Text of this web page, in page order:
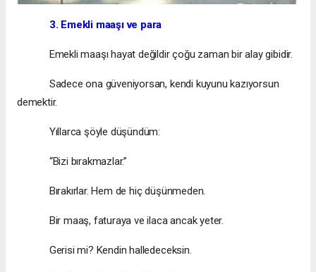
3. Emekli maaşı ve para
Emekli maaşı hayat değildir çoğu zaman bir alay gibidir.
Sadece ona güveniyorsan, kendi kuyunu kazıyorsun
demektir.
Yıllarca şöyle düşündüm:
“Bizi bırakmazlar.”
Bırakırlar. Hem de hiç düşünmeden.
Bir maaş, faturaya ve ilaca ancak yeter.
Gerisi mi? Kendin halledeceksin.